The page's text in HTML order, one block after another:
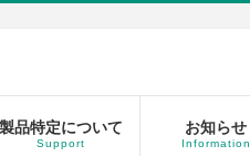
製品特定について
Support
お知らせ
Information